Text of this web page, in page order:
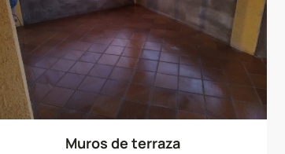
Muros de terraza